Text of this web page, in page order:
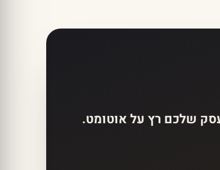
שלכם רץ על אוטומט.